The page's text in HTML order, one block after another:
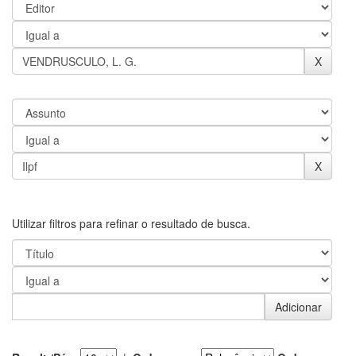
Utilizar filtros para refinar o resultado de busca.